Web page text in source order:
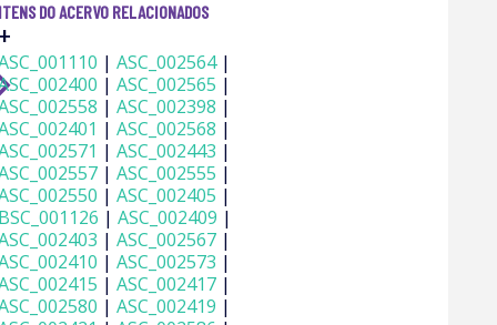
ITENS DO ACERVO RELACIONADOS
+
| ASC_002564|
| ASC_002565 |
| ASC_002398 |
| ASC_002568 |
| ASC_002443 |
| ASC_002555 |
| ASC_002405 |
BSC_001126 | ASC_002409 |
| ASC_002567 |
| ASC_002573 |
| ASC_002417 |
| ASC_002419 |